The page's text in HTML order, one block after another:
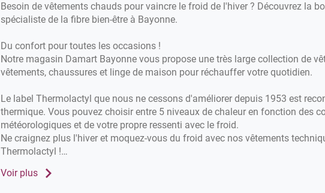
Besoin de vêtements chauds pour vaincre le froid de l'hiver ? Découvrez la
spécialiste de la fibre bien-être à Bayonne.
Du confort pour toutes les occasions !
Notre magasin Damart Bayonne vous propose une très large collection de
vêtements, chaussures et linge de maison pour réchauffer votre quotidien.
Le label Thermolactyl que nous ne cessons d'améliorer depuis 1953 est
thermique. Vous pouvez choisir entre 5 niveaux de chaleur en fonction des
météorologiques et de votre propre ressenti avec le froid.
Ne craignez plus l'hiver et moquez-vous du froid avec nos vêtements
Thermolactyl !
Rendez-vous dans votre magasin Damart Bayonne. Nous vous
Voir plus